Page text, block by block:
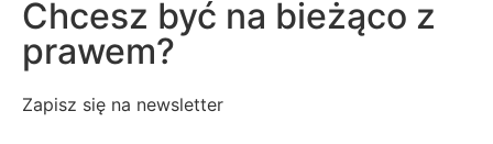
Chcesz być na bieżąco z
prawem?
Zapisz się na newsletter